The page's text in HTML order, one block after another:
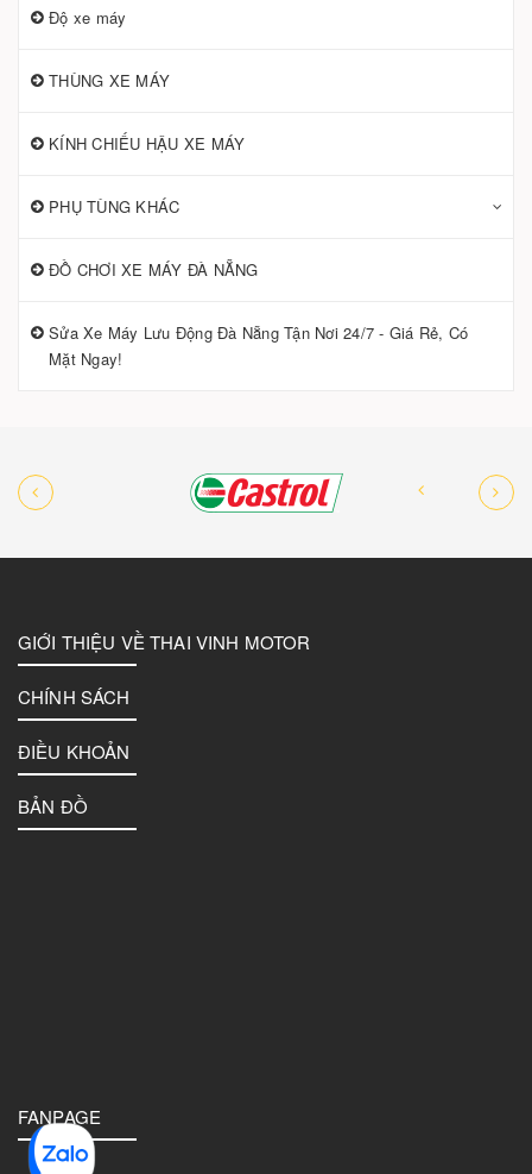
Độ xe máy
THÙNG XE MÁY
KÍNH CHIẾU HẬU XE MÁY
PHỤ TÙNG KHÁC
ĐỒ CHƠI XE MÁY ĐÀ NẴNG
Sửa Xe Máy Lưu Động Đà Nẵng Tận Nơi 24/7 - Giá Rẻ, Có
Mặt Ngay!
GIỚI THIỆU VỀ THAI VINH MOTOR
CHÍNH SÁCH
ĐIỀU KHOẢN
BẢN ĐỒ
FANPAGE